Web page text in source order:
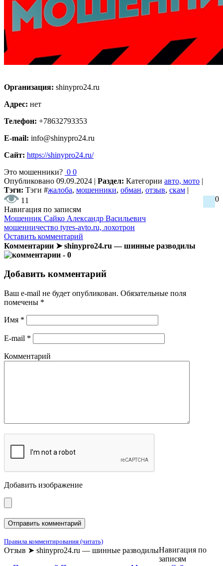
Организация: shinypro24.ru
Адрес: нет
Телефон: +78632793353
E-mail: info@shinypro24.ru
Сайт: https://shinypro24.ru/
Это мошенники? 0 0
Опубликовано 09.09.2024 | Раздел: Категории авто, мото |
Тэги: Тэги #жалоба, мошенники, обман, отзыв, скам |
11
0
Навигация по записям
Мошенник Сайко Александр Васильевич
мошенничество tyres-avto.ru, лохотрон
Оставить комментарий
Комментарии ➤ shinypro24.ru — шинные разводилы
- 0
Добавить комментарий
Ваш e-mail не будет опубликован. Обязательные поля
помечены *
Имя *
E-mail *
Комментарий
Добавить изображение
Правила комментирования (читать)
Отзыв ➤ shinypro24.ru — шинные разводилыНавигация по
записям